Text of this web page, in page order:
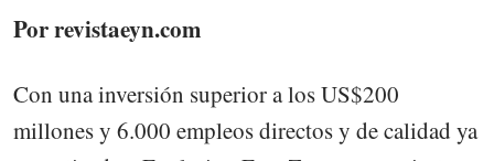
Por revistaeyn.com
Con una inversión superior a los US$200
millones y 6.000 empleos directos y de calidad ya